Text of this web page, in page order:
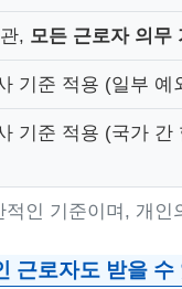
인 기준이며, 개인
, 모든 근로자 의무
기준 적용 (일부 예
기준 적용 (국가 간
근로자도 받을 수